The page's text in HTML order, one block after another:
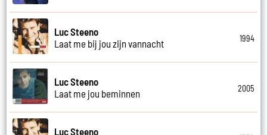
Luc Steeno
Laat me bij jou zijn vannacht
1994
Luc Steeno
Laat me jou beminnen
2005
Luc Steeno